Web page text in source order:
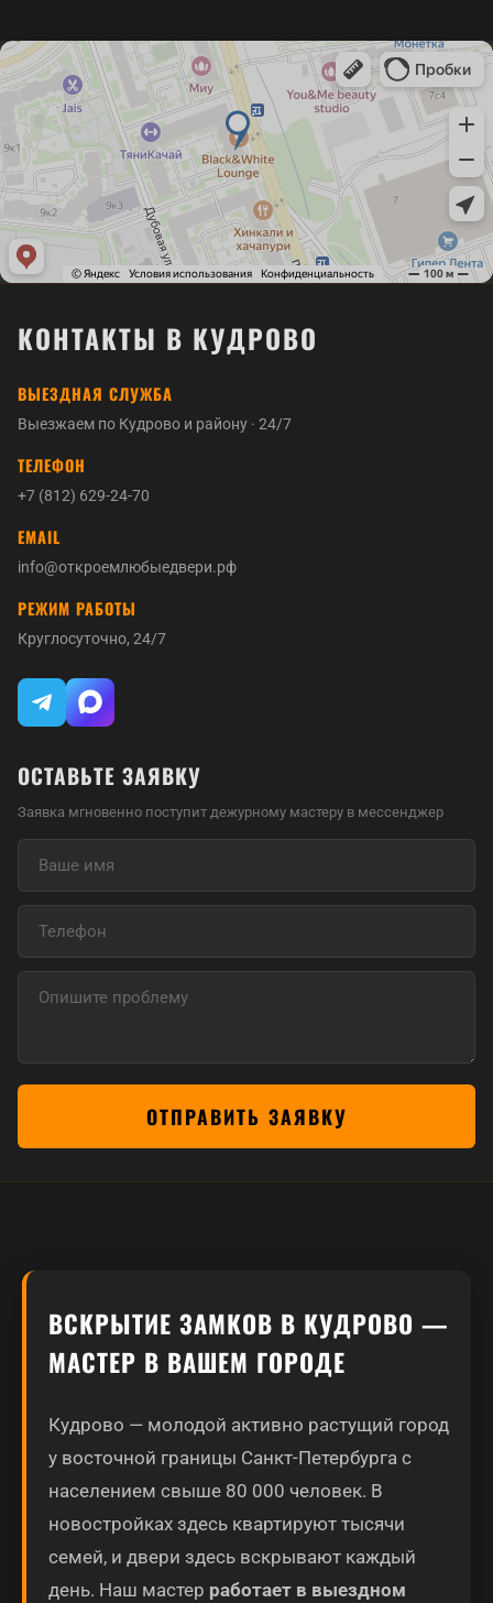
места или дежурным.
заменить личинку — это дешевле полной замены
и быстрее. Старые ключи арендатора перестанут
подходить. Если дверь заводская от застройщика,
заодно подскажем, стоит ли ставить личинку
понадёжнее заводской.
КОНТАКТЫ В КУДРОВО
ВЫЕЗДНАЯ СЛУЖБА
Выезжаем по Кудрово и району · 24/7
ТЕЛЕФОН
+7 (812) 629-24-70
EMAIL
info@откроемлюбыедвери.рф
РЕЖИМ РАБОТЫ
Круглосуточно, 24/7
ОСТАВЬТЕ ЗАЯВКУ
Заявка мгновенно поступит дежурному мастеру в мессенджер
ОТПРАВИТЬ ЗАЯВКУ
ВСКРЫТИЕ ЗАМКОВ В КУДРОВО —
МАСТЕР В ВАШЕМ ГОРОДЕ
Кудрово — молодой активно растущий город
у восточной границы Санкт-Петербурга с
населением свыше 80 000 человек. В
новостройках здесь квартируют тысячи
семей, и двери здесь вскрывают каждый
день. Наш мастер работает в выездном